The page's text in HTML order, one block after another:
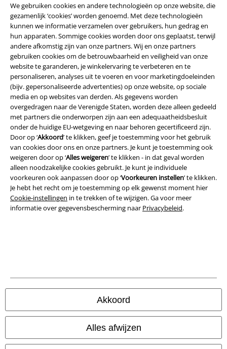
We gebruiken cookies en andere technologieën op onze website, die
gezamenlijk ‘cookies’ worden genoemd. Met deze technologieën
kunnen we informatie verzamelen over gebruikers, hun gedrag en
hun apparaten. Sommige cookies worden door ons geplaatst, terwijl
andere afkomstig zijn van onze partners. Wij en onze partners
gebruiken cookies om de betrouwbaarheid en veiligheid van onze
website te garanderen, je winkelervaring te verbeteren en te
personaliseren, analyses uit te voeren en voor marketingdoeleinden
(bijv. gepersonaliseerde advertenties) op onze website, op sociale
media en op websites van derden. Als gegevens worden
overgedragen naar de Verenigde Staten, worden deze alleen gedeeld
met partners die onderworpen zijn aan een adequaatheidsbesluit
onder de huidige EU-wetgeving en naar behoren gecertificeerd zijn.
Door op ‘Akkoord’ te klikken, geef je toestemming voor het gebruik
van cookies door ons en onze partners. Je kunt je toestemming ook
weigeren door op ‘Alles weigeren’ te klikken - in dat geval worden
alleen noodzakelijke cookies gebruikt. Je kunt je individuele
voorkeuren ook aanpassen door op ‘Voorkeuren instellen’ te klikken.
Je hebt het recht om je toestemming op elk gewenst moment hier
Cookie-instellingen in te trekken of te wijzigen. Ga voor meer
informatie over gegevensbescherming naar Privacybeleid.
Akkoord
Alles afwijzen
Legal
Algemene Voorwaarden
Bedrijfsgegevens
Privacyverklaring
Verklaring van conformiteit
Informatie over toegankelijkheid
© 1986-2026 Large Popmerchandising B.V.